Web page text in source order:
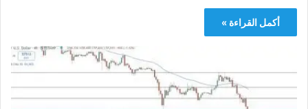
أكمل القراءة »